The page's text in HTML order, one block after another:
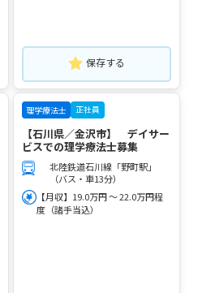
保存する
理学療法士 正社員
【石川県／金沢市】 デイサー
ビスでの理学療法士募集
北陸鉄道石川線「野町駅」
（バス・車13分）
【月収】19.0万円 ～ 22.0万円程
度（諸手当込）